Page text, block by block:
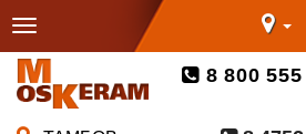
8 800